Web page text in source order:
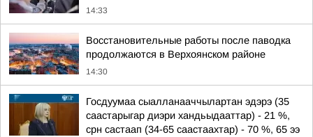
14:33
Восстановительные работы после паводка
продолжаются в Верхоянском районе
14:30
Госдуумаа сыалланааччылартан эдэрэ (35
саастарыгар диэри хандьыдааттар) - 21 %,
срн састаап (34-65 саастаахтар) - 70 %, 65 ээ